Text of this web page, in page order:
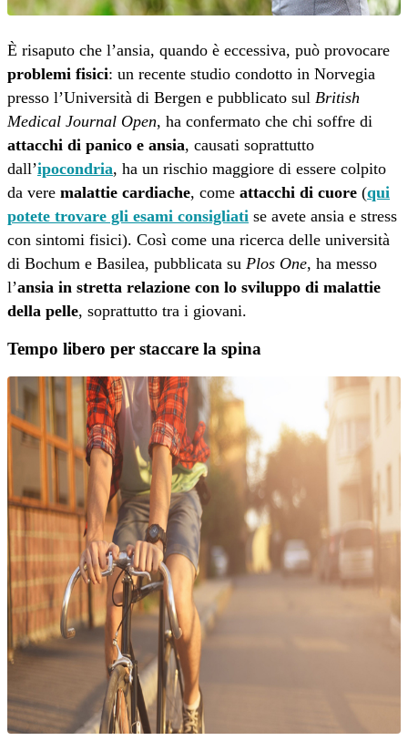
È risaputo che l’ansia, quando è eccessiva, può provocare
problemi fisici: un recente studio condotto in Norvegia
presso l’Università di Bergen e pubblicato sul British
Medical Journal Open, ha confermato che chi soffre di
attacchi di panico e ansia, causati soprattutto
dall’ipocondria, ha un rischio maggiore di essere colpito
da vere malattie cardiache, come attacchi di cuore (qui
potete trovare gli esami consigliati se avete ansia e stress
con sintomi fisici). Così come una ricerca delle università
di Bochum e Basilea, pubblicata su Plos One, ha messo
l’ansia in stretta relazione con lo sviluppo di malattie
della pelle, soprattutto tra i giovani.
Tempo libero per staccare la spina